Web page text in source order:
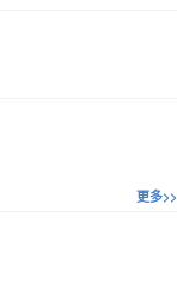
更多>>